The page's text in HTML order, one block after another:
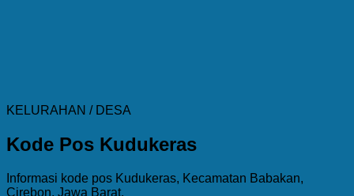
KELURAHAN / DESA
Kode Pos Kudukeras
Informasi kode pos Kudukeras, Kecamatan Babakan,
Cirebon, Jawa Barat.